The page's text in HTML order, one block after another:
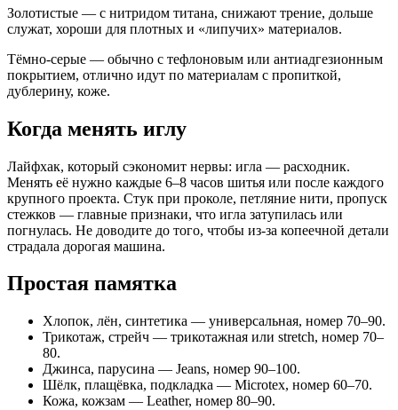
Золотистые — с нитридом титана, снижают трение, дольше
служат, хороши для плотных и «липучих» материалов.
Тёмно-серые — обычно с тефлоновым или антиадгезионным
покрытием, отлично идут по материалам с пропиткой,
дублерину, коже.
Когда менять иглу
Лайфхак, который сэкономит нервы: игла — расходник.
Менять её нужно каждые 6–8 часов шитья или после каждого
крупного проекта. Стук при проколе, петляние нити, пропуск
стежков — главные признаки, что игла затупилась или
погнулась. Не доводите до того, чтобы из-за копеечной детали
страдала дорогая машина.
Простая памятка
Хлопок, лён, синтетика — универсальная, номер 70–90.
Трикотаж, стрейч — трикотажная или stretch, номер 70–
80.
Джинса, парусина — Jeans, номер 90–100.
Шёлк, плащёвка, подкладка — Microtex, номер 60–70.
Кожа, кожзам — Leather, номер 80–90.